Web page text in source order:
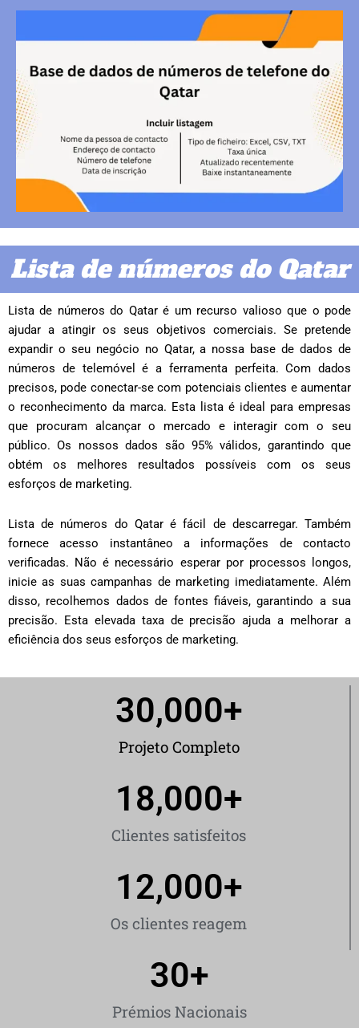
Lista de números do Qatar
Lista de números do Qatar é um recurso valioso que o pode
ajudar a atingir os seus objetivos comerciais. Se pretende
expandir o seu negócio no Qatar, a nossa base de dados de
números de telemóvel é a ferramenta perfeita. Com dados
precisos, pode conectar-se com potenciais clientes e aumentar
o reconhecimento da marca. Esta lista é ideal para empresas
que procuram alcançar o mercado e interagir com o seu
público. Os nossos dados são 95% válidos, garantindo que
obtém os melhores resultados possíveis com os seus
esforços de marketing.
Lista de números do Qatar é fácil de descarregar. Também
fornece acesso instantâneo a informações de contacto
verificadas. Não é necessário esperar por processos longos,
inicie as suas campanhas de marketing imediatamente. Além
disso, recolhemos dados de fontes fiáveis, garantindo a sua
precisão. Esta elevada taxa de precisão ajuda a melhorar a
eficiência dos seus esforços de marketing.
Projeto Completo
30,000+
Clientes satisfeitos
18,000+
Os clientes reagem
12,000+
Prémios Nacionais
30+